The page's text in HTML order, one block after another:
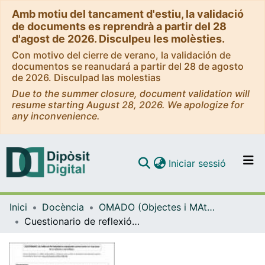
Amb motiu del tancament d'estiu, la validació
de documents es reprendrà a partir del 28
d'agost de 2026. Disculpeu les molèsties.
Con motivo del cierre de verano, la validación de
documentos se reanudará a partir del 28 de agosto
de 2026. Disculpad las molestias
Due to the summer closure, document validation will
resume starting August 28, 2026. We apologize for
any inconvenience.
Navega per tot el DD
Iniciar sessió (current)
Inici Docència
OMADO (Objectes i MAterials DOcents)
Cuestionario de reflexión-reflexividad en estudiantes universitarios en el proceso de enseñanza y aprendizaje.